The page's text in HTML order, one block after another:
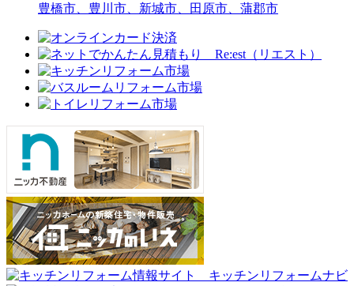
豊橋市、豊川市、新城市、田原市、蒲郡市